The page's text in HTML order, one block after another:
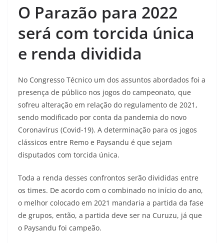
O Parazão para 2022
será com torcida única
e renda dividida
No Congresso Técnico um dos assuntos abordados foi a
presença de público nos jogos do campeonato, que
sofreu alteração em relação do regulamento de 2021,
sendo modificado por conta da pandemia do novo
Coronavírus (Covid-19). A determinação para os jogos
clássicos entre Remo e Paysandu é que sejam
disputados com torcida única.
Toda a renda desses confrontos serão divididas entre
os times. De acordo com o combinado no início do ano,
o melhor colocado em 2021 mandaria a partida da fase
de grupos, então, a partida deve ser na Curuzu, já que
o Paysandu foi campeão.